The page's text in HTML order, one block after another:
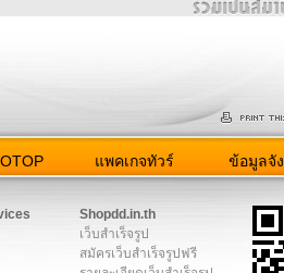
แพคเกจทัวร์ ข้อมูลจั
Shopdd.in.th
เว็บสำเร็จรูป
สมัครเว็บสำเร็จรูปฟรี